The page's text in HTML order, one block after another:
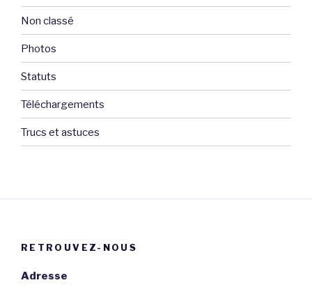
Non classé
Photos
Statuts
Téléchargements
Trucs et astuces
RETROUVEZ-NOUS
Adresse